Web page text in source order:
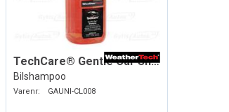
TechCare® Gentle Car Shampoo
Bilshampoo
Varenr: GAUNI-CL008